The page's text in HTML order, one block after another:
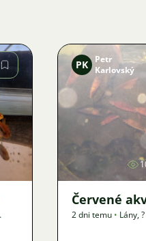
PK
Petr
Karlovský
Červené
2 dni temu • Lány,